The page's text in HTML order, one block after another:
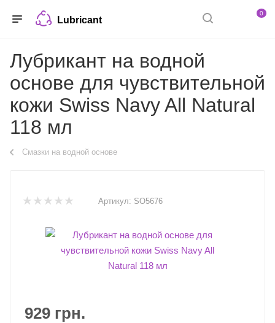
Lubricant
0
Лубрикант на водной
основе для чувствительной
кожи Swiss Navy All Natural
118 мл
Смазки на водной основе
Артикул: SO5676
929 грн.